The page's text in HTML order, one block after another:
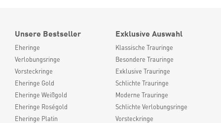
Unsere Bestseller
Eheringe
Verlobungsringe
Vorsteckringe
Eheringe Gold
Eheringe Weißgold
Eheringe Roségold
Eheringe Platin
Exklusive Auswahl
Klassische Trauringe
Besondere Trauringe
Exklusive Trauringe
Schlichte Trauringe
Moderne Trauringe
Schlichte Verlobungsringe
Vorsteckringe